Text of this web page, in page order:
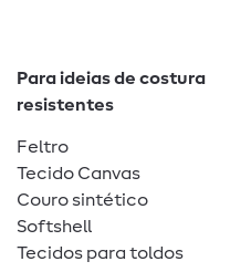
Para ideias de costura
resistentes
Feltro
Tecido Canvas
Couro sintético
Softshell
Tecidos para toldos